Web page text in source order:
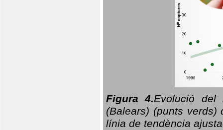
Figura 4.Evolució del
(Balears) (punts
línia de tendència